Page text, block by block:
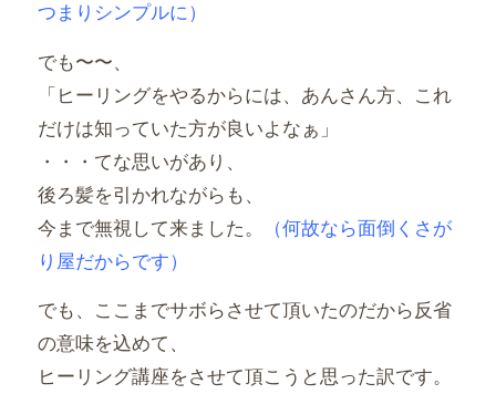
つまりシンプルに）
でも〜〜、
「ヒーリングをやるからには、あんさん方、
これ
だけは知っていた方が良いよなぁ」
・・・てな思いがあり、
後ろ髪を引かれながらも、
今まで無視して来ました。
（何故なら面倒くさが
り屋だからです）
でも、ここまでサボらさせて頂いたのだから反省
の意味を込めて、
ヒーリング講座をさせて頂こうと思った訳です。